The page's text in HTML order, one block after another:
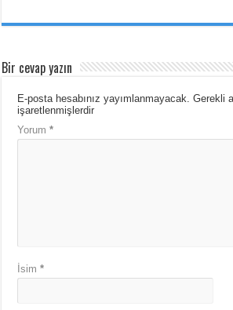
Bir cevap yazın
E-posta hesabınız yayımlanmayacak. Gerekli
işaretlenmişlerdir
Yorum*
İsim*